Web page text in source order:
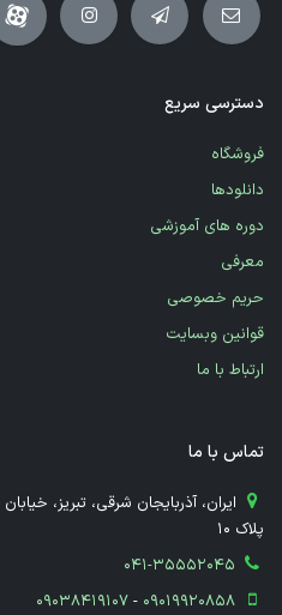
دسترسی سریع
فروشگاه
دانلودها
دوره های آموزشی
معرفی
حریم خصوصی
قوانین وبسایت
ارتباط با ما
تماس با ما
ایران، آذربایجان شرقی، تبریز،
پلاک 10
041-35552045
09038419107-09019920858